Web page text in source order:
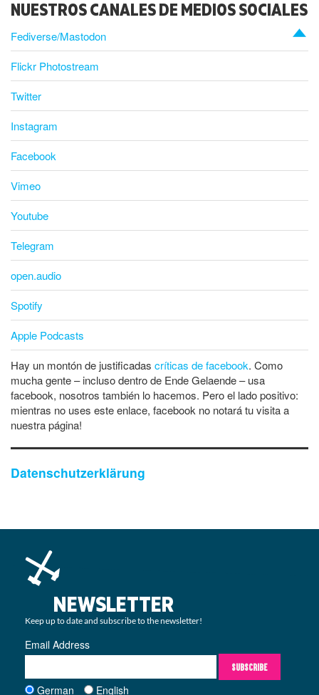
NUESTROS CANALES DE MEDIOS SOCIALES
Fediverse/Mastodon
Flickr Photostream
Twitter
Instagram
Facebook
Vimeo
Youtube
Telegram
open.audio
Spotify
Apple Podcasts
Hay un montón de justificadas críticas de facebook. Como
mucha gente – incluso dentro de Ende Gelaende – usa
facebook, nosotros también lo hacemos. Pero el lado positivo:
mientras no uses este enlace, facebook no notará tu visita a
nuestra página!
Datenschutzerklärung
NEWSLETTER
Keep up to date and subscribe to the newsletter!
Email Address
SUBSCRIBE
German English